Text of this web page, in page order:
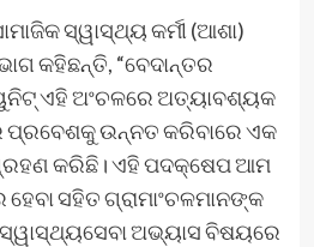
ସ୍ୱାସ୍ଥ୍ୟ କର୍ମୀ (ଆଶା)
ଭାଗ କହିଛନ୍ତି, “ବେଦାନ୍ତର
ଏହି ଅଂଚଳରେ ଅତ୍ୟାବଶ୍ୟକ
ପ୍ରବେଶକୁ ଉନ୍ନତ କରିବାରେ ଏକ
କରିଛି। ଏହି ପଦକ୍ଷେପ ଆମ
ସହିତ ଗ୍ରାମାଂଚଳମାନଙ୍କ
ଅଭ୍ୟାସ ବିଷୟରେ